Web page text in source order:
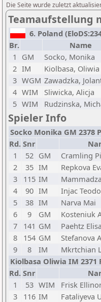
Die Seite wurde zuletzt
Teamaufstellung
6. Poland
Br.
Name
1
GM Socko, Monika
2 IM Kiolbasa, Oliwia
3 WGM Zawadzka,
4 WIM Sliwicka, Alicja
5 WIM Rudzinska,
Spieler Info
Socko Monika GM 2378
Rd. Snr
1
52 GM Cramling
2
35 IM Repkova
3
115 IM
4
90 IM Injac
5
38 IM Narva Mai
6
9 GM Kosteniuk
7
141 GM Paehtz
8
154 GM Stefanova
9
8 IM Mkrtchian
Kiolbasa Oliwia IM 2371
Rd. Snr
1
53 WIM Frisk
3
116 IM Fataliyeva